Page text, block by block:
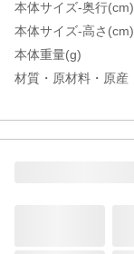
本体サイズ-奥行(cm)
本体サイズ-高さ(cm)
本体重量(g)
材質・原材料・原産
メーカー名
JANコード